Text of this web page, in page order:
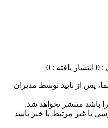
0 انتشار یافته : 0
پس از تایید توسط مدیران
باشد منتشر نخواهد شد.
یا غیر مرتبط با خبر باشد